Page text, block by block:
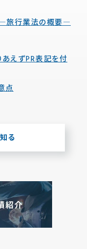
旅行業法の概要―
あえずPR表記を付
点
る